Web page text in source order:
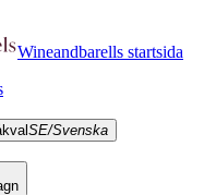
Wineandbarells startsida
SE/Svenska